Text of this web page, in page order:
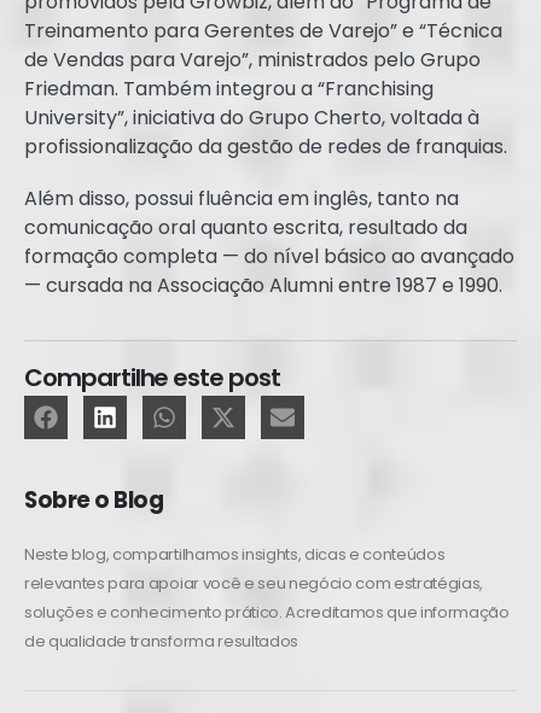
Treinamento para Gerentes de Varejo” e “Técnica
de Vendas para Varejo”, ministrados pelo Grupo
Friedman. Também integrou a “Franchising
University”, iniciativa do Grupo Cherto, voltada à
profissionalização da gestão de redes de franquias.
Além disso, possui fluência em inglês, tanto na
comunicação oral quanto escrita, resultado da
formação completa — do nível básico ao avançado
— cursada na Associação Alumni entre 1987 e 1990.
Compartilhe este post
Sobre o Blog
Neste blog, compartilhamos insights, dicas e conteúdos
relevantes para apoiar você e seu negócio com estratégias,
soluções e conhecimento prático. Acreditamos que informação
de qualidade transforma resultados